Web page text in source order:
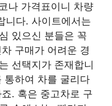
나 가격표이니 차량
니다. 사이트에서는
있으신 분들은 꼭
구매가 어려운 경
선택지가 존재합니
통하여 차를 굴리다
. 혹은 중고차로 구